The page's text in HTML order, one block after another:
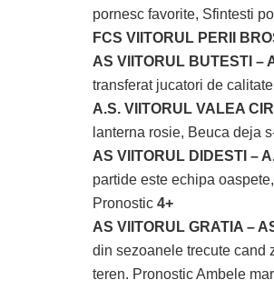
pornesc favorite, Sfintesti
FCS VIITORUL PERII
AS VIITORUL BUTESTI –
transferat jucatori de
A.S. VIITORUL VALEA
lanterna rosie, Beuca deja
AS VIITORUL DIDESTI –
partide este echipa
Pronostic 4+
AS VIITORUL GRATIA –
din sezoanele trecute cand
teren. Pronostic Ambele